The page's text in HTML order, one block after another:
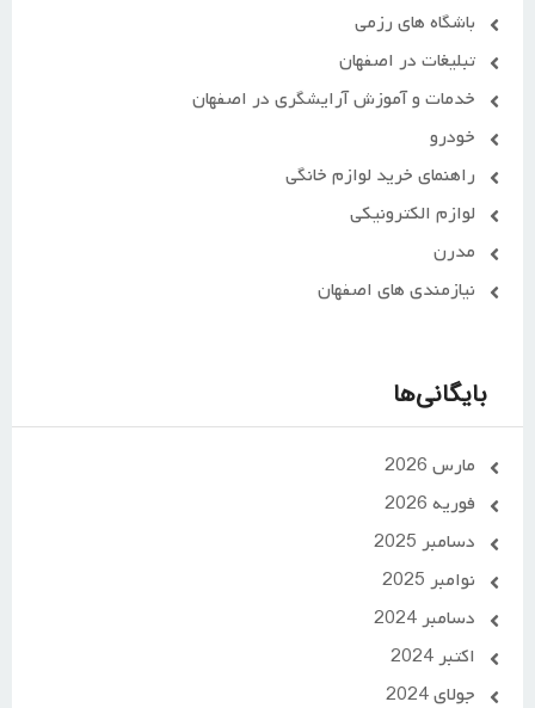
باشگاه های رزمی
تبلیغات در اصفهان
خدمات و آموزش آرایشگری در اصفهان
خودرو
راهنمای خرید لوازم خانگی
لوازم الکترونیکی
مدرن
نیازمندی های اصفهان
بایگانی‌ها
مارس 2026
فوریه 2026
دسامبر 2025
نوامبر 2025
دسامبر 2024
اکتبر 2024
جولای 2024